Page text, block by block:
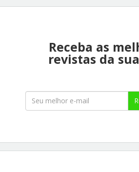
Receba as
revistas da